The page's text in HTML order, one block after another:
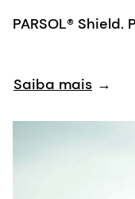
PARSOL®
Saiba mais →